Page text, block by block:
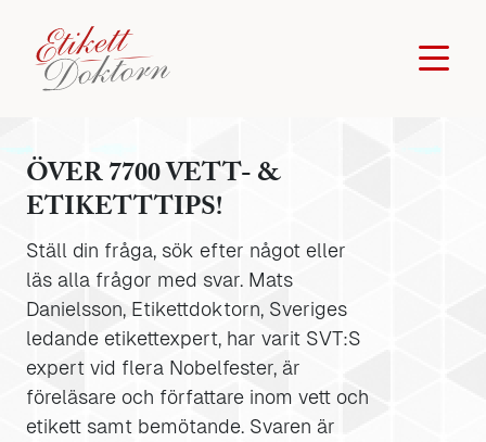
ÖVER 7700 VETT- &
ETIKETTTIPS!
Ställ din fråga, sök efter något eller
läs alla frågor med svar. Mats
Danielsson, Etikettdoktorn, Sveriges
ledande etikettexpert, har varit SVT:S
expert vid flera Nobelfester, är
föreläsare och författare inom vett och
etikett samt bemötande. Svaren är